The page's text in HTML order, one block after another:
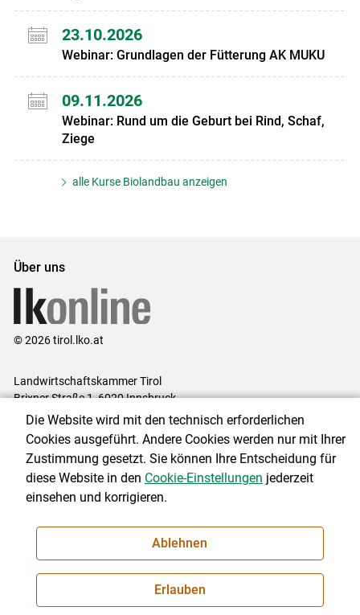
23.10.2026
Webinar: Grundlagen der Fütterung AK MUKU
09.11.2026
Webinar: Rund um die Geburt bei Rind, Schaf,
Ziege
alle Kurse Biolandbau anzeigen
Über uns
© 2026 tirol.lko.at
Landwirtschaftskammer Tirol
Brixner Straße 1, 6020 Innsbruck
Telefon: +43 5 92 92-0
E-Mail:office@lk-tirol.at
Impressum|Kontakt |Datenschutzerklärung|Barrierefreiheit
Cookie-Einstellungen
Die Website wird mit den technisch erforderlichen
Cookies ausgeführt. Andere Cookies werden nur mit Ihrer
Zustimmung gesetzt. Sie können Ihre Entscheidung für
diese Website in den Cookie-Einstellungen jederzeit
einsehen und korrigieren.
Ablehnen
Erlauben